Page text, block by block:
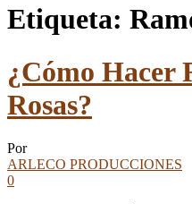
Etiqueta:
¿Cómo Hacer
Rosas?
Por
ARLECO PRODUCCIONES
0